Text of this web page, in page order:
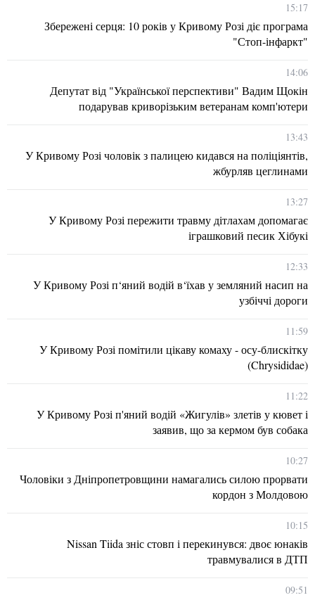
15:17
Збережені серця: 10 років у Кривому Розі діє програма
"Стоп-інфаркт"
14:06
Депутат від "Української перспективи" Вадим Щокін
подарував криворізьким ветеранам комп'ютери
13:43
У Кривому Розі чоловік з палицею кидався на поліціянтів,
жбурляв цеглинами
13:27
У Кривому Розі пережити травму дітлахам допомагає
іграшковий песик Хібукі
12:33
У Кривому Розі п‘яний водій в‘їхав у земляний насип на
узбіччі дороги
11:59
У Кривому Розі помітили цікаву комаху - осу-блискітку
(Chrysididae)
11:22
У Кривому Розі п'яний водій «Жигулів» злетів у кювет і
заявив, що за кермом був собака
10:27
Чоловіки з Дніпропетровщини намагались силою прорвати
кордон з Молдовою
10:15
Nissan Tiida зніс стовп і перекинувся: двоє юнаків
травмувалися в ДТП
09:51